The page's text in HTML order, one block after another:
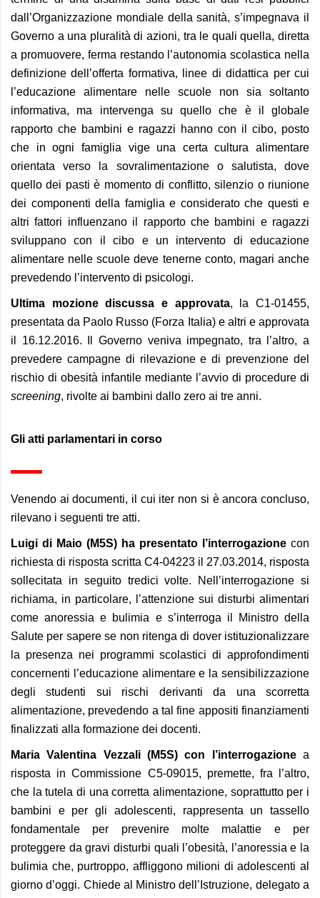
dall’Organizzazione mondiale della sanità, s’impegnava il
Governo a una pluralità di azioni, tra le quali quella, diretta
a promuovere, ferma restando l’autonomia scolastica nella
definizione dell’offerta formativa, linee di didattica per cui
l’educazione alimentare nelle scuole non sia soltanto
informativa, ma intervenga su quello che è il globale
rapporto che bambini e ragazzi hanno con il cibo, posto
che in ogni famiglia vige una certa cultura alimentare
orientata verso la sovralimentazione o salutista, dove
quello dei pasti è momento di conflitto, silenzio o riunione
dei componenti della famiglia e considerato che questi e
altri fattori influenzano il rapporto che bambini e ragazzi
sviluppano con il cibo e un intervento di educazione
alimentare nelle scuole deve tenerne conto, magari anche
prevedendo l’intervento di psicologi.
Ultima mozione discussa e approvata, la C1-01455,
presentata da Paolo Russo (Forza Italia) e altri e approvata
il 16.12.2016. Il Governo veniva impegnato, tra l’altro, a
prevedere campagne di rilevazione e di prevenzione del
rischio di obesità infantile mediante l’avvio di procedure di
screening, rivolte ai bambini dallo zero ai tre anni.
Gli atti parlamentari in corso
Venendo ai documenti, il cui iter non si è ancora concluso,
rilevano i seguenti tre atti.
Luigi di Maio (M5S) ha presentato l’interrogazione con
richiesta di risposta scritta C4-04223 il 27.03.2014, risposta
sollecitata in seguito tredici volte. Nell’interrogazione si
richiama, in particolare, l’attenzione sui disturbi alimentari
come anoressia e bulimia e s’interroga il Ministro della
Salute per sapere se non ritenga di dover istituzionalizzare
la presenza nei programmi scolastici di approfondimenti
concernenti l’educazione alimentare e la sensibilizzazione
degli studenti sui rischi derivanti da una scorretta
alimentazione, prevedendo a tal fine appositi finanziamenti
finalizzati alla formazione dei docenti.
Maria Valentina Vezzali (M5S) con l’interrogazionea
risposta in Commissione C5-09015, premette, fra l’altro,
che la tutela di una corretta alimentazione, soprattutto per i
bambini e per gli adolescenti, rappresenta un tassello
fondamentale per prevenire molte malattie e per
proteggere da gravi disturbi quali l’obesità, l’anoressia e la
bulimia che, purtroppo, affliggono milioni di adolescenti al
giorno d’oggi. Chiede al Ministro dell’Istruzione, delegato a